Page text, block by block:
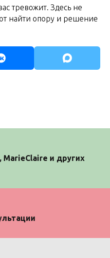
тревожит. Здесь не
найти опору и решение
MarieClaire и других